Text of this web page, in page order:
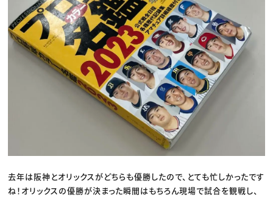
去年は阪神とオリックスがどちらも優勝したので、とても忙しかったです
ね！オリックスの優勝が決まった瞬間はもちろん現場で試合を観戦し、